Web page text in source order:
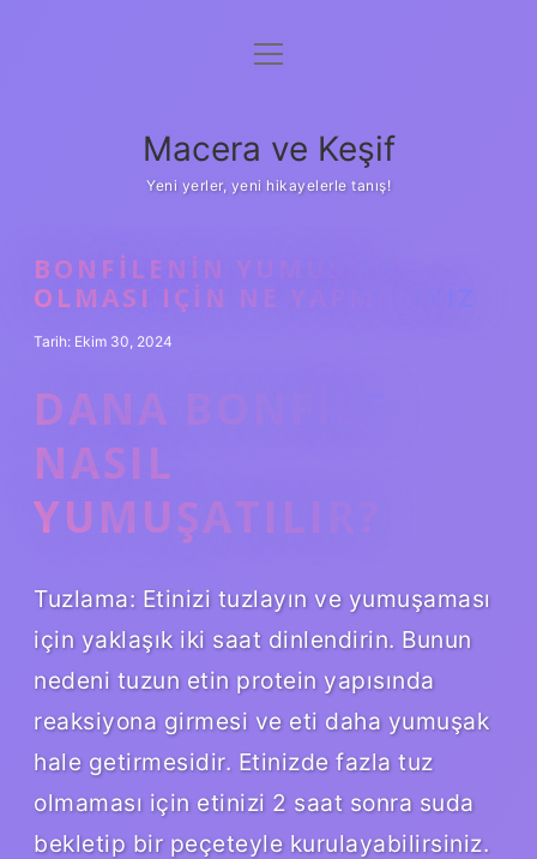
Anasayfa
Yasal Uyarı
menüyü
Macera ve Keşif
Yeni yerler, yeni hikayelerle tanış!
BONFILENIN YUMUŞAK
OLMASI IÇIN NE YAPMALIYIZ
Tarih: Ekim 30, 2024
DANA BONFILE
NASIL
YUMUŞATILIR?
Tuzlama: Etinizi tuzlayın ve yumuşaması
için yaklaşık iki saat dinlendirin. Bunun
nedeni tuzun etin protein yapısında
reaksiyona girmesi ve eti daha yumuşak
hale getirmesidir. Etinizde fazla tuz
olmaması için etinizi 2 saat sonra suda
bekletip bir peçeteyle kurulayabilirsiniz.